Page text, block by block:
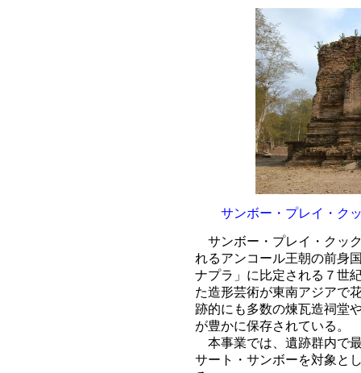
サンボー・プレイ・ク
サンボー・プレイ・クッ
れるアンコール王朝の前身
ナプラ」に比定される７世
た造形芸術が東南アジアで
跡的にも多数の煉瓦造祠堂
が豊かに保存されている。
本事業では、遺跡群内で
サート・サンボーを対象と